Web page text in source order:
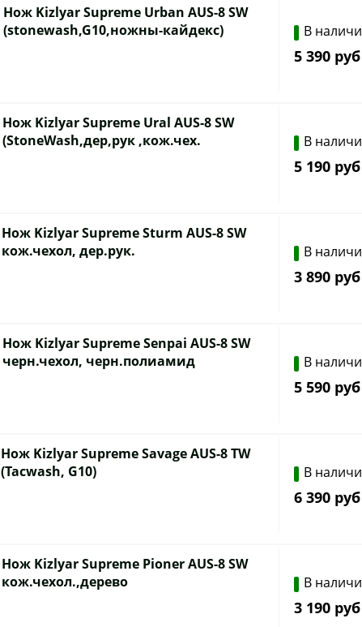
Нож Kizlyar Supreme Urban AUS-8 SW
(stonewash,G10,ножны-кайдекс)
В
5 390 руб
Нож Kizlyar Supreme Ural AUS-8 SW
(StoneWash,дер,рук ,кож.чех.
В
5 190 руб
Нож Kizlyar Supreme Sturm AUS-8 SW
кож.чехол, дер.рук.
В
3 890 руб
Нож Kizlyar Supreme Senpai AUS-8 SW
черн.чехол, черн.полиамид
В
5 590 руб
Нож Kizlyar Supreme Savage AUS-8 TW
(Tacwash, G10)
В
6 390 руб
Нож Kizlyar Supreme Pioner AUS-8 SW
кож.чехол.,дерево
В
3 190 руб